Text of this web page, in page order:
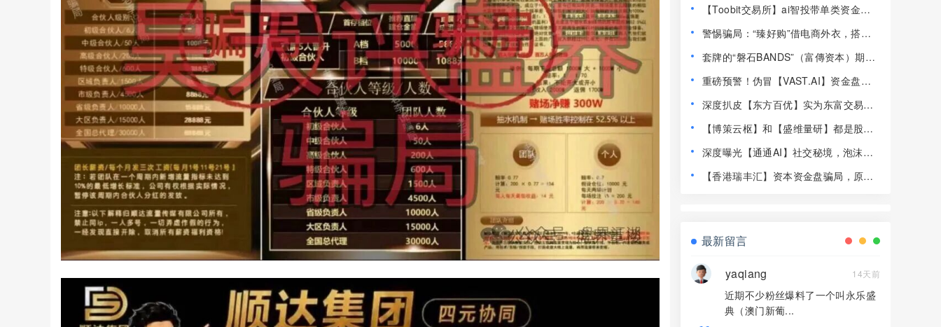
骗局！
【Toobit交易所】ai智投带单类资金盘
离！
警惕骗局：“臻好购”借电商外衣，搭建
套牌的“磐石BANDS”（富傳资本）期货
将崩盘跑路！
重磅预警！伪冒【VAST.AI】资金盘传
深度扒皮【东方百优】实为东富交易所
满！
【博策云枢】和【盛维量研】都是股票
深度曝光【通通AI】社交秘境，泡沫堆
【香港瑞丰汇】资本资金盘骗局，原拓
最新留言
yaqiang 14天前
近期不少粉丝爆料了一个叫永乐盛
典（澳门新葡...